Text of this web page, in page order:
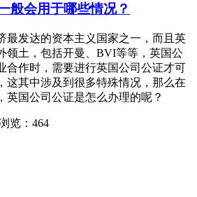
般会用于哪些情况？
最发达的资本主义国家之一，而且英
领土，包括开曼、BVI等等，英国公
合作时，需要进行英国公司公证才可
这其中涉及到很多特殊情况，那么在
英国公司公证是怎么办理的呢？
览：464